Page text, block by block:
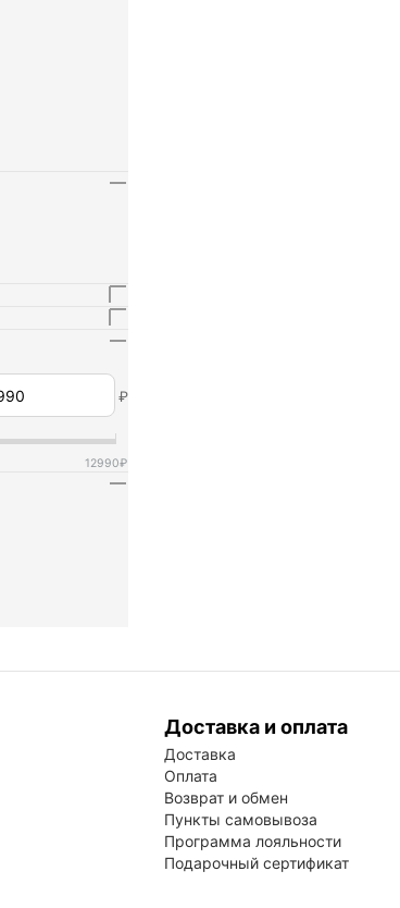
₽
12990₽
Доставка и оплата
Доставка
Оплата
Возврат и обмен
Пункты самовывоза
Программа лояльности
Подарочный сертификат